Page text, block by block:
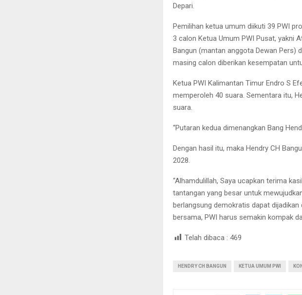
Depari.
Pemilihan ketua umum diikuti 39 PWI
3 calon Ketua Umum PWI Pusat, yakni
Bangun (mantan anggota Dewan Pers)
masing calon diberikan kesempatan
Ketua PWI Kalimantan Timur Endro S
memperoleh 40 suara. Sementara itu,
suara.
“Putaran kedua dimenangkan Bang
Dengan hasil itu, maka Hendry CH
2028.
“Alhamdulillah, Saya ucapkan terima
tantangan yang besar untuk
berlangsung demokratis dapat
bersama, PWI harus semakin kompak
Telah dibaca : 469
HENDRY CH BANGUN KETUA UMUM PWI